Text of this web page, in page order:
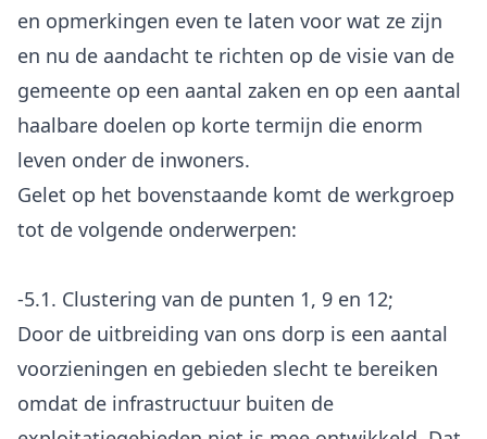
en opmerkingen even te laten voor wat ze zijn
en nu de aandacht te richten op de visie van de
gemeente op een aantal zaken en op een aantal
haalbare doelen op korte termijn die enorm
leven onder de inwoners.
Gelet op het bovenstaande komt de werkgroep
tot de volgende onderwerpen:
-5.1. Clustering van de punten 1, 9 en 12;
Door de uitbreiding van ons dorp is een aantal
voorzieningen en gebieden slecht te bereiken
omdat de infrastructuur buiten de